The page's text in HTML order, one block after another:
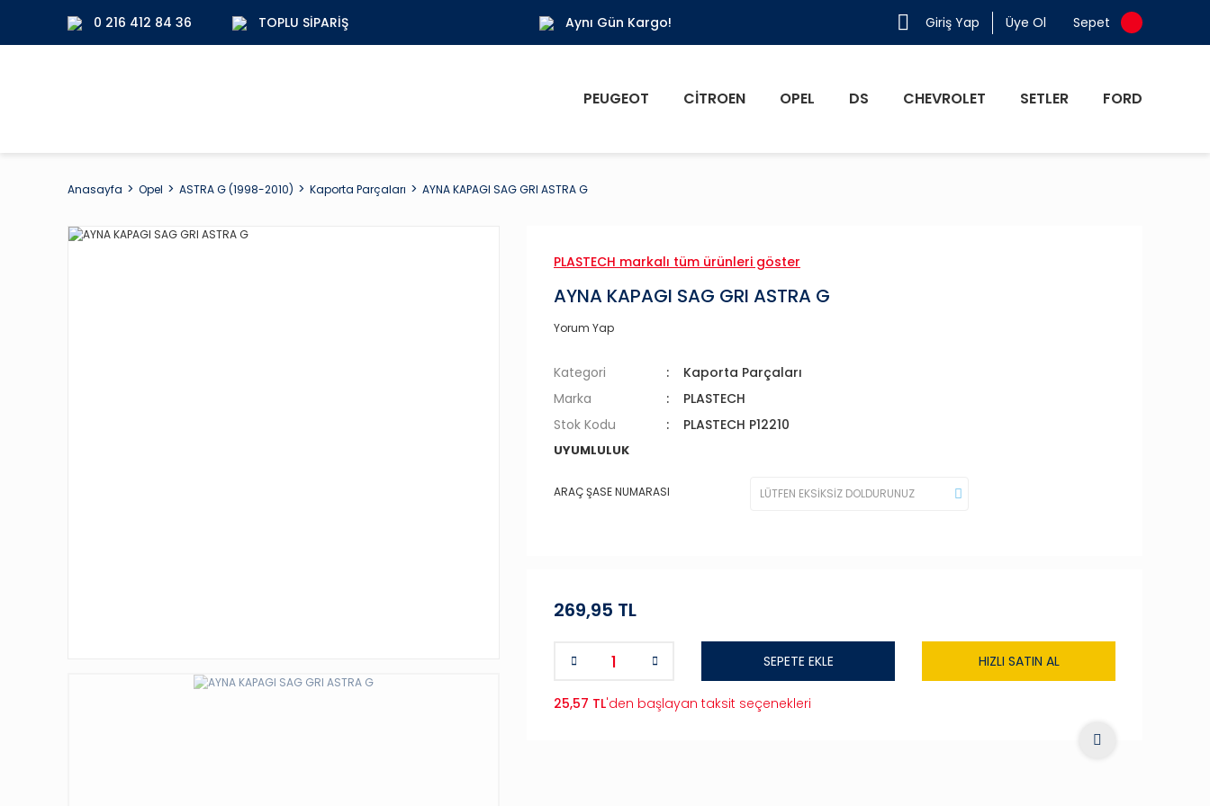
0 216 412 84 36 TOPLU SIPARIŞ Aynı Gün Kargo! Giriş Yap Üye Ol Sepet
PEUGEOT CITROEN OPEL DS CHEVROLET SETLER FORD
Anasayfa Opel ASTRA G (1998-2010) Kaporta Parçaları AYNA KAPAGI SAG GRI ASTRA G
PLASTECH markalı tüm ürünleri göster
AYNA KAPAGI SAG GRI ASTRA G
Yorum Yap
Kategori
Kaporta Parçaları
Marka
PLASTECH
Stok Kodu
PLASTECH P12210
UYUMLULUK
ARAÇ ŞASE NUMARASI
269,95 TL
SEPETE EKLE HIZLI SATIN AL
25,57 TL'den başlayan taksit seçenekleri